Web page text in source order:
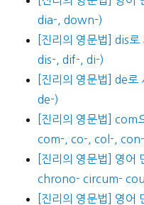
dia-, down-)
[진리의 영문법] dis
dis-, dif-, di-)
[진리의 영문법] de로
de-)
[진리의 영문법] com
com-, co-, col-,
[진리의 영문법] 영
chrono- circum-
[진리의 영문법] 영어